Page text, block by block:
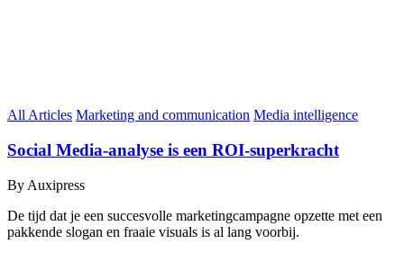
All Articles Marketing and communication Media intelligence
Social Media-analyse is een ROI-superkracht
By Auxipress
De tijd dat je een succesvolle marketingcampagne opzette met een
pakkende slogan en fraaie visuals is al lang voorbij.